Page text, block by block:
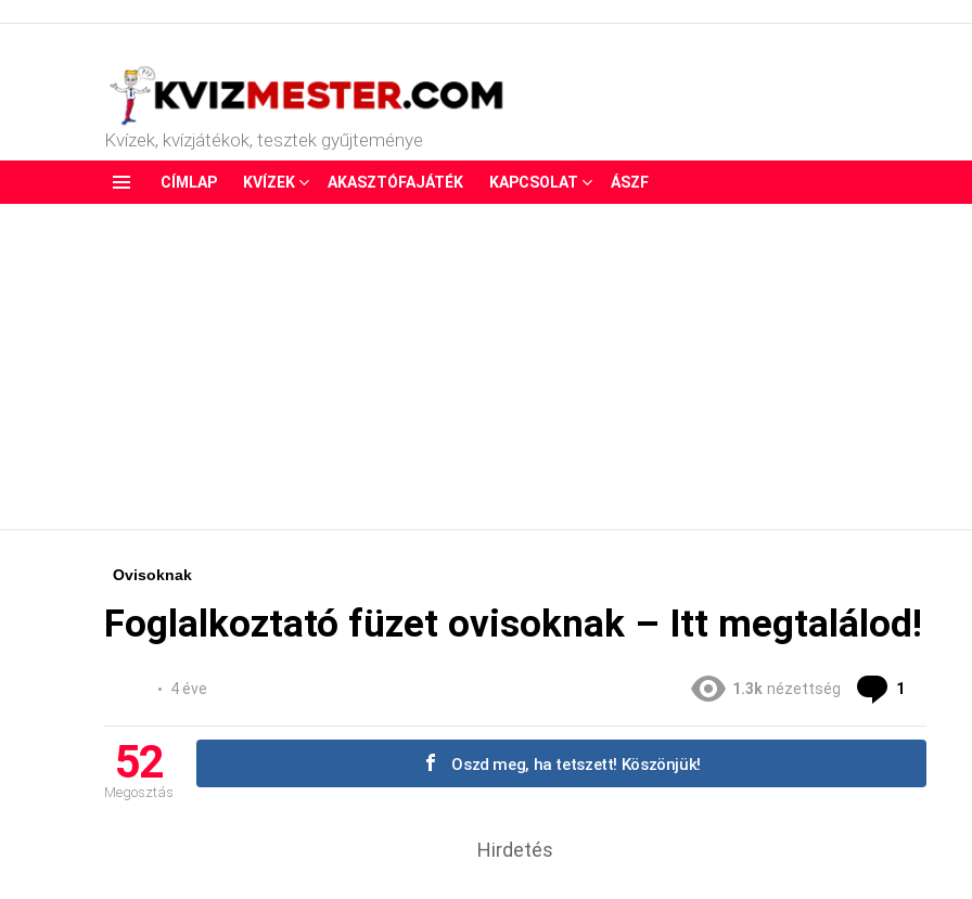
Kvízek, kvízjátékok, tesztek gyűjteménye
CÍMLAP KVÍZEK AKASZTÓFAJÁTÉK KAPCSOLAT ÁSZF
Ovisoknak
Foglalkoztató füzet ovisoknak – Itt megtalálod!
4 éve 1.3k nézettség 1
52
Megosztás
Oszd meg, ha tetszett! Köszönjük!
Hirdetés